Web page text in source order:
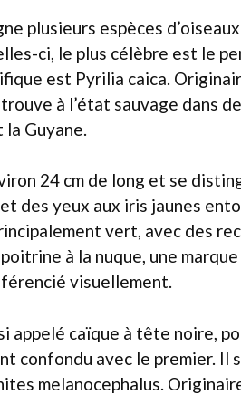
plusieurs espèces
ci, le plus célèbre est le
est Pyrilia caica.
trouve à l’état sauvage dans
Guyane.
24 cm de long et se
des yeux aux iris jaunes
vert, avec des
à la nuque, une
visuellement.
appelé caïque à tête noire,
confondu avec le premier. Il
melanocephalus.